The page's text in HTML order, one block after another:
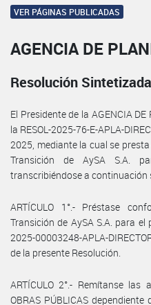
VER PÁGINAS PUBLICADAS
AGENCIA DE
Resolución
El Presidente de la AGENCIA
la RESOL-2025-76-E-APLA-
2025, mediante la cual se
Transición de AySA S.A.
transcribiéndose a continuación
ARTÍCULO 1°.- Préstase
Transición de AySA S.A. para
2025-00003248-APLA-
de la presente Resolución.
ARTÍCULO 2°.- Remítanse las
OBRAS PÚBLICAS dependiente